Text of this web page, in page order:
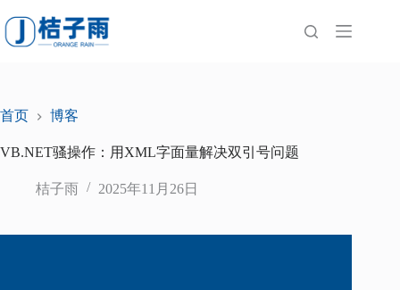
至
内
首页 博客
VB.NET骚操作：用XML字面量解决双引号问题
桔子雨 2025年11月26日